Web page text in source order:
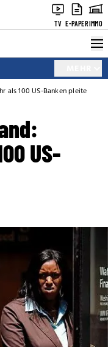
TV E-PAPERIMMO
als 100 US-Banken pleite
US-